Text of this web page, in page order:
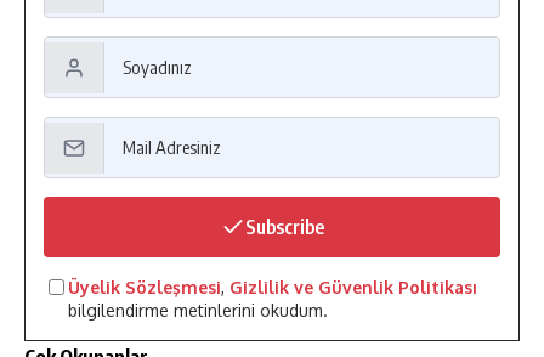
Subscribe
Üyelik Sözleşmesi, Gizlilik ve Güvenlik Politikası
bilgilendirme metinlerini okudum.